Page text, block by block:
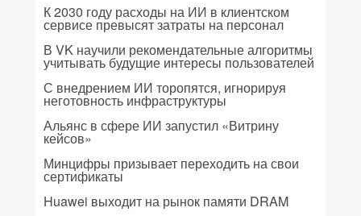
К 2030 году расходы на ИИ в клиентском
сервисе превысят затраты на персонал
В VK научили рекомендательные алгоритмы
учитывать будущие интересы пользователей
С внедрением ИИ торопятся, игнорируя
неготовность инфраструктуры
Альянс в сфере ИИ запустил «Витрину
кейсов»
Минцифры призывает переходить на свои
сертификаты
Huawei выходит на рынок памяти DRAM